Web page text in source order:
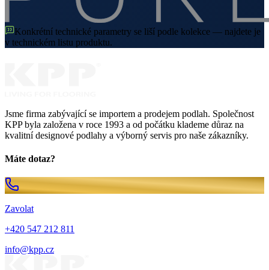
Konkrétní technické parametry se liší podle kolekce — najdete je
v technickém listu produktu.
Jsme firma zabývající se importem a prodejem podlah. Společnost
KPP byla založena v roce 1993 a od počátku klademe důraz na
kvalitní designové podlahy a výborný servis pro naše zákazníky.
Máte dotaz?
Zavolat
+420 547 212 811
info@kpp.cz